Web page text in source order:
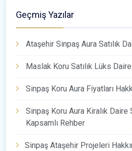
Geçmiş Yazılar
Ataşehir Sinpaş Aura Satılık
Maslak Koru Satılık Lüks
Sinpaş Koru Aura Fiyatları
Sinpaş Koru Aura Kiralık Daire
Kapsamlı Rehber
Sinpaş Ataşehir Projeleri